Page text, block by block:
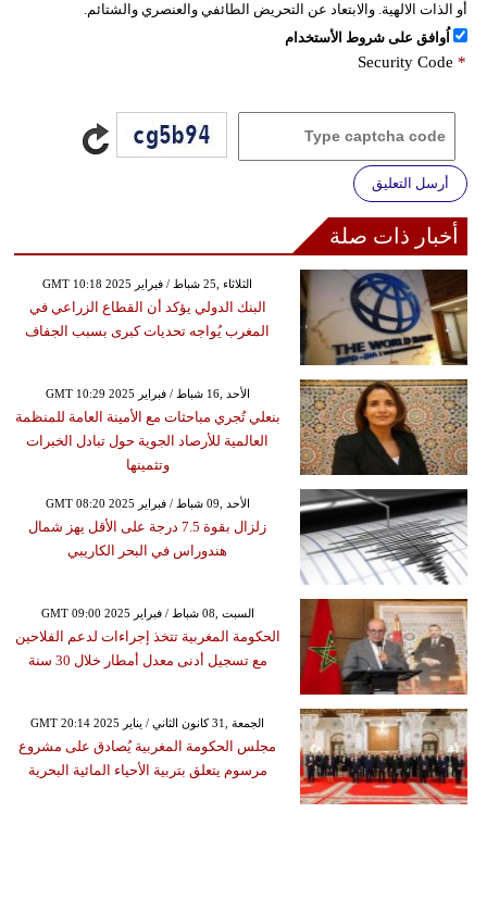
أو الذات الالهية. والابتعاد عن التحريض الطائفي والعنصري والشتائم.
اُوافق على شروط الأستخدام
Security Code *
أرسل التعليق
أخبار ذات صلة
GMT 10:18 2025 الثلاثاء ,25 شباط / فبراير
البنك الدولي يؤكد أن القطاع الزراعي في
المغرب يُواجه تحديات كبرى بسبب الجفاف
GMT 10:29 2025 الأحد ,16 شباط / فبراير
بنعلي تُجري مباحثات مع الأمينة العامة للمنظمة
العالمية للأرصاد الجوية حول تبادل الخبرات
وتثمينها
GMT 08:20 2025 الأحد ,09 شباط / فبراير
زلزال بقوة ‭‭7.5‬‬ درجة على الأقل يهز شمال
هندوراس في البحر الكاريبي
GMT 09:00 2025 السبت ,08 شباط / فبراير
الحكومة المغربية تتخذ إجراءات لدعم الفلاحين
مع تسجيل أدنى معدل أمطار خلال 30 سنة
GMT 20:14 2025 الجمعة ,31 كانون الثاني / يناير
مجلس الحكومة المغربية يُصادق على مشروع
مرسوم يتعلق بتربية الأحياء المائية البحرية